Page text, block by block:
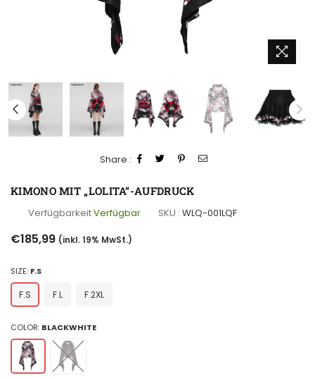
Share :
KIMONO MIT „LOLITA“-AUFDRUCK
VerfügbarkeitVerfügbar SKU : WLQ-001LQF
Normaler
€185,99 (inkl. 19% MwSt.)
SIZE: F.S
F.S F.L F.2XL
COLOR: BLACKWHITE